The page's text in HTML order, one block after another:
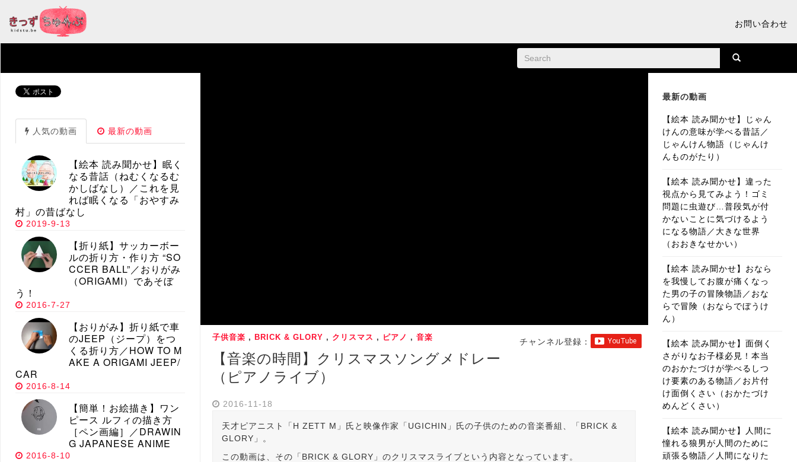
お問い合わせ
チャンネル登録：
子供音楽 , BRICK & GLORY , クリスマス , ピアノ , 音楽
【音楽の時間】クリスマスソングメドレー
（ピアノライブ）
2016-11-18
天才ピアニスト「H ZETT M」氏と映像作家「UGICHIN」氏の子供のための音楽番組、「BRICK &
GLORY」。
この動画は、その「BRICK & GLORY」のクリスマスライブという内容となっています。
最新の動画
【絵本 読み聞かせ】じゃん
けんの意味が学べる昔話／
じゃんけん物語（じゃんけ
んものがたり）
【絵本 読み聞かせ】違った
視点から見てみよう！ゴミ
問題に虫遊び…普段気が付
かないことに気づけるよう
になる物語／大きな世界
（おおきなせかい）
【絵本 読み聞かせ】おなら
を我慢してお腹が痛くなっ
た男の子の冒険物語／おな
らで冒険（おならでぼうけ
ん）
【絵本 読み聞かせ】面倒く
さがりなお子様必見！本当
のおかたづけが学べるしつ
け要素のある物語／お片付
け面倒くさい（おかたづけ
めんどくさい）
【絵本 読み聞かせ】人間に
憧れる狼男が人間のために
頑張る物語／人間になりた
人気の動画 最新の動画
【絵本 読み聞かせ】眠く
なる昔話（ねむくなるむ
かしばなし）／これを見
れば眠くなる「おやすみ
村」の昔ばなし
2019-9-13
【折り紙】サッカーボー
ルの折り方・作り方 “SO
CCER BALL”／おりがみ
（ORIGAMI）であそぼ
う！
2016-7-27
【おりがみ】折り紙で車
のJEEP（ジープ）をつ
くる折り方／HOW TO M
AKE A ORIGAMI JEEP/
CAR
2016-8-14
【簡単！お絵描き】ワン
ピース ルフィの描き方
［ペン画編］／DRAWIN
G JAPANESE ANIME
2016-8-10